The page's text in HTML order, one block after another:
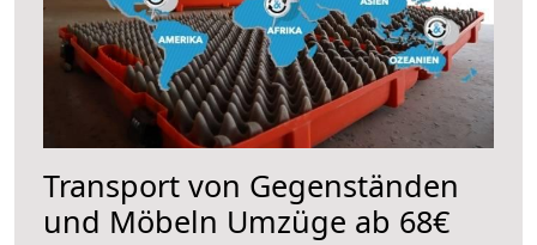
Transport von Gegenständen
und Möbeln Umzüge ab 68€